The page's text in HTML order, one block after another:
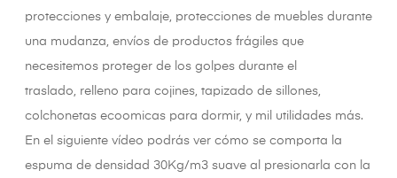
protecciones y embalaje, protecciones de muebles durante
una mudanza, envíos de productos frágiles que
necesitemos proteger de los golpes durante el
traslado, relleno para cojines, tapizado de sillones,
colchonetas ecoomicas para dormir, y mil utilidades más.
En el siguiente vídeo podrás ver cómo se comporta la
espuma de densidad 30Kg/m3 suave al presionarla con la